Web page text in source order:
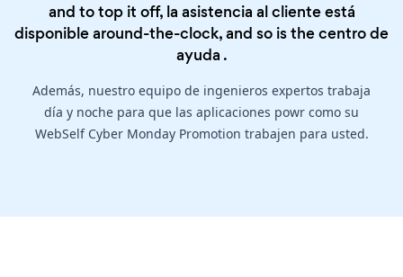
and to top it off, la asistencia al cliente está
disponible around-the-clock, and so is thecentro de
ayuda .
Además, nuestro equipo de ingenieros expertos trabaja
día y noche para que las aplicaciones powr como su
WebSelf Cyber Monday Promotion trabajen para usted.